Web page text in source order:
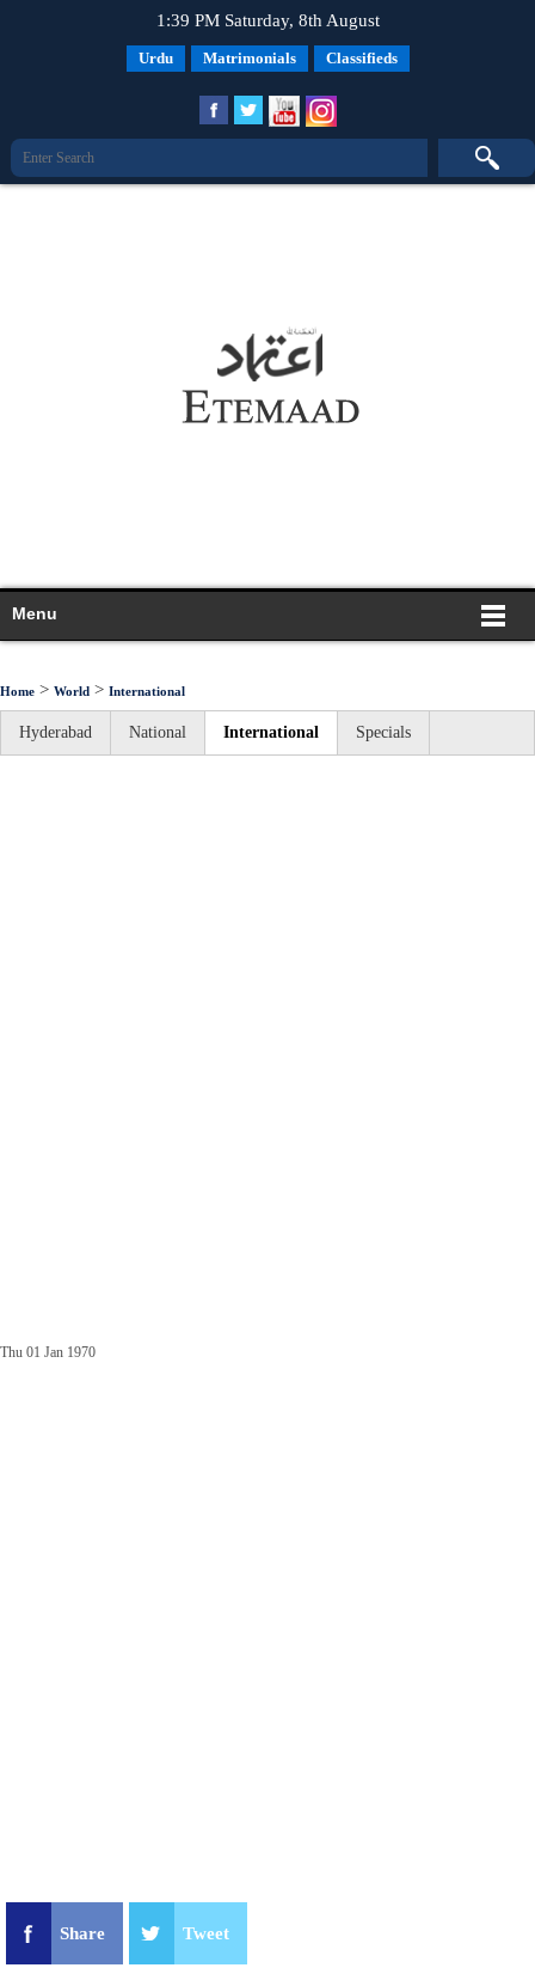
1:39 PM Saturday, 8th August
Urdu Matrimonials Classifieds
Menu
Home > World > International
Hyderabad National International Specials
Thu 01 Jan 1970
Share Tweet